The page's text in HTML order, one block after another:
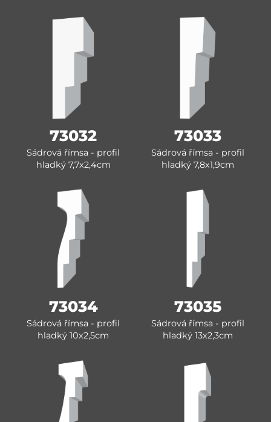
73032
Sádrová římsa - profil
hladký 7,7x2,4cm
73033
Sádrová římsa - profil
hladký 7,8x1,9cm
73034
Sádrová římsa - profil
hladký 10x2,5cm
73035
Sádrová římsa - profil
hladký 13x2,3cm